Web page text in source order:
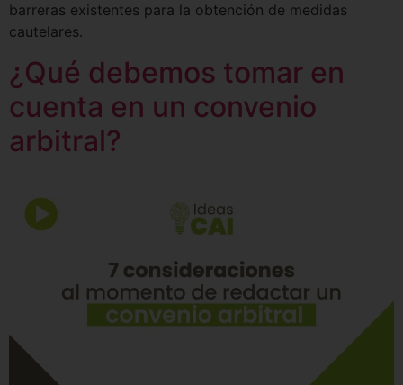
barreras existentes para la obtención de medidas
cautelares.
¿Qué debemos tomar en
cuenta en un convenio
arbitral?